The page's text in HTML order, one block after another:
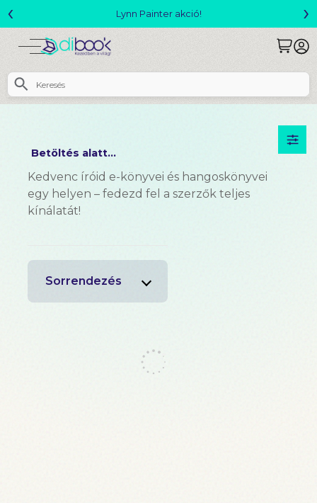
Megjelent! L. J. Shen: Legvadabb álmaimban
‹ ›
Betöltés alatt...
Kedvenc íróid e-könyvei és hangoskönyvei
egy helyen – fedezd fel a szerzők teljes
kínálatát!
Sorrendezés